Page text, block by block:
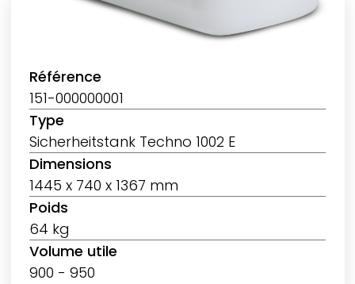
Référence
151-000000001
Type
Sicherheitstank Techno 1002 E
Dimensions
1445 x 740 x 1367 mm
Poids
64 kg
Volume utile
900 - 950